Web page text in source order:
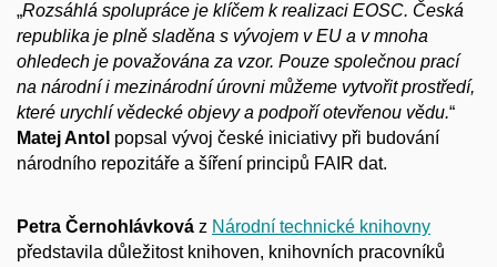
„Rozsáhlá spolupráce je klíčem k realizaci EOSC. Česká
republika je plně sladěna s vývojem v EU a v mnoha
ohledech je považována za vzor. Pouze společnou prací
na národní i mezinárodní úrovni můžeme vytvořit prostředí,
které urychlí vědecké objevy a podpoří otevřenou vědu.“
Matej Antol popsal vývoj české iniciativy při budování
národního repozitáře a šíření principů FAIR dat.
Petra Černohlávková z Národní technické knihovny
představila důležitost knihoven, knihovních pracovníků